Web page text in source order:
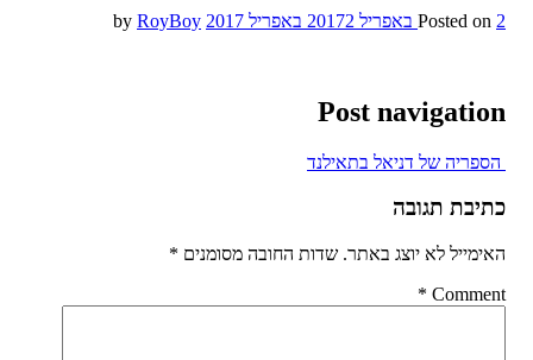
Posted on 2 באפריל 2017 2 באפריל 2017 RoyBoy
Post navigation
הספריה של דניאל בתאילנד
כתיבת תגובה
האימייל לא יוצג באתר. שדות החובה מסומנים *
Comment
*